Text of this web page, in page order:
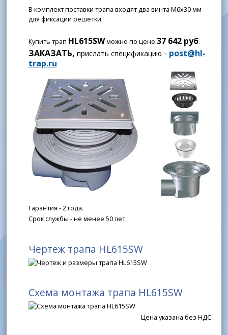
В комплект поставки трапа входят два винта М6х30 мм
для фиксации решетки.
Купить трап HL615SWможно по цене 37 642 руб.
ЗАКАЗАТЬ, прислать спецификацию - post@hl-
trap.ru
Гарантия - 2 года.
Срок службы - не менее 50 лет.
Чертеж трапа HL615SW
Схема монтажа трапа HL615SW
Цена указана без НДС